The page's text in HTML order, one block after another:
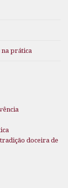
prática
doceira de